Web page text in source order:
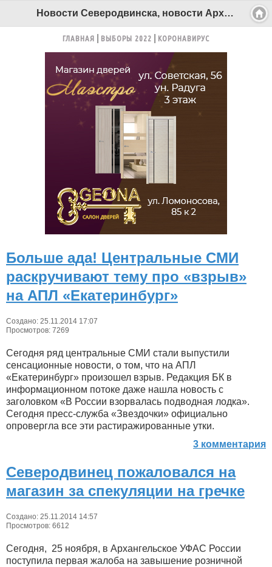
Новости Северодвинска, новости Архангельска - Беломорканал Северодвинск tv29.ru
ГЛАВНАЯ ВЫБОРЫ 2022 КОРОНАВИРУС
Больше ада! Центральные СМИ
раскручивают тему про «взрыв»
на АПЛ «Екатеринбург»
Создано: 25.11.2014 17:07
Просмотров: 7269
Сегодня ряд центральные СМИ стали выпустили
сенсационные новости, о том, что на АПЛ
«Екатеринбург» произошел взрыв. Редакция БК в
информационном потоке даже нашла новость с
заголовком «В России взорвалась подводная лодка».
Сегодня пресс-служба «Звездочки» официально
опровергла все эти растиражированные утки.
3 комментария
Северодвинец пожаловался на
магазин за спекуляции на гречке
Создано: 25.11.2014 14:57
Просмотров: 6612
Сегодня, 25 ноября, в Архангельское УФАС России
поступила первая жалоба на завышение розничной